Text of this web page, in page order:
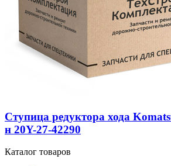
Ступица редуктора хода
н 20Y-27-42290
Каталог товаров